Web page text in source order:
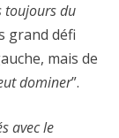
toujours du
grand défi
mais de
dominer”.
avec le